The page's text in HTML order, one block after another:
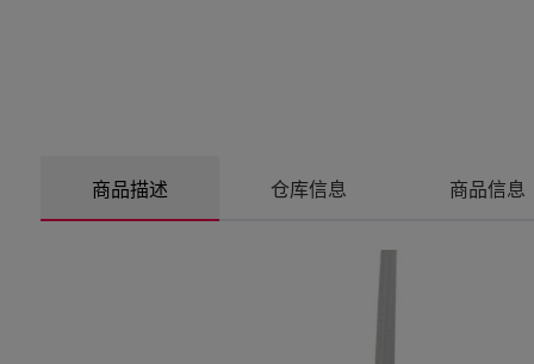
商品描述 仓库信息 商品信息